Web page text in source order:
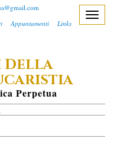
Appuntamenti Links
DELLA
PErpetua
T
n
v